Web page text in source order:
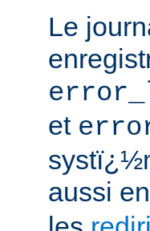
Le
et
aussi